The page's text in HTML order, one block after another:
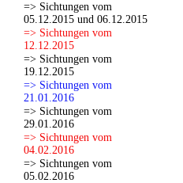
=> Sichtungen vom
05.12.2015 und 06.12.2015
=> Sichtungen vom
12.12.2015
=> Sichtungen vom
19.12.2015
=> Sichtungen vom
21.01.2016
=> Sichtungen vom
29.01.2016
=> Sichtungen vom
04.02.2016
=> Sichtungen vom
05.02.2016